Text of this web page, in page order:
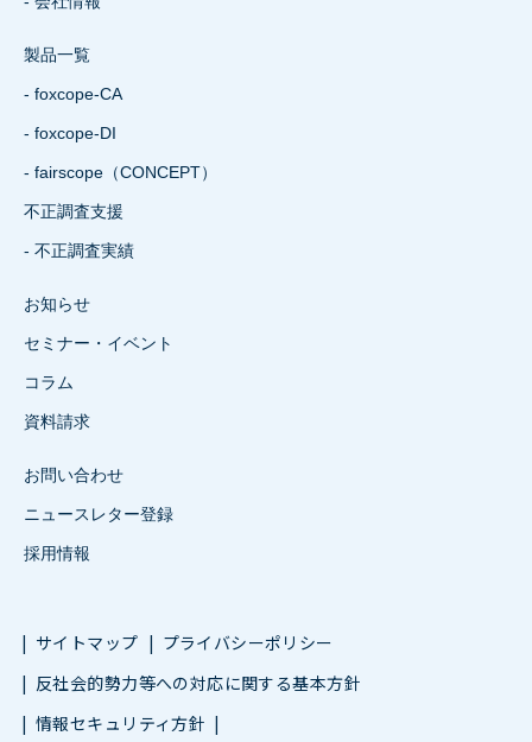
製品一覧
- foxcope-CA
- foxcope-DI
- fairscope（CONCEPT）
不正調査支援
- 不正調査実績
お知らせ
セミナー・イベント
コラム
資料請求
お問い合わせ
ニュースレター登録
採用情報
サイトマップ
プライバシーポリシー
反社会的勢力等への対応に関する基本方針
情報セキュリティ方針